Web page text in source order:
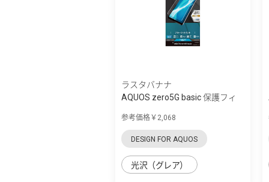
ラスタバナナ
AQUOS zero5G basic 保護フィ
参考価格￥2,068
DESIGN FOR AQUOS
光沢（グレア）